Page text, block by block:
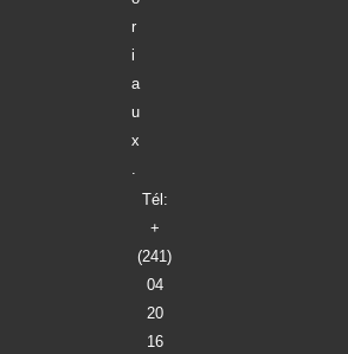
r
i
a
u
x
Tél:
+
(241)
04
20
16